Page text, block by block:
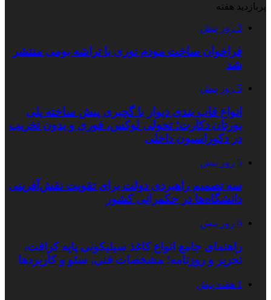
پربازدید هفته
3 روز پیش
فراخوان ساخت مودم نوری با تراشه بومی منتشر
شد
5 روز پیش
انواع قاب بندی دیوار با گچبری پیش ساخته پلی
یورتان دکارت؛ تحولی لوکس، فوری و بدون تخریب
در دکوراسیون داخلی
5 روز پیش
سه تصمیم راهبردی دولت برای تقویت نقش‌آفرینی
دانشگاه‌ها در حکمرانی کشور
6 روز پیش
راهنمای جامع انواع کاغذ سیلیکونی پایه کرافت،
تحریر و روزنامه؛ مشخصات فنی، سئو و کاربردها
1 هفته پیش